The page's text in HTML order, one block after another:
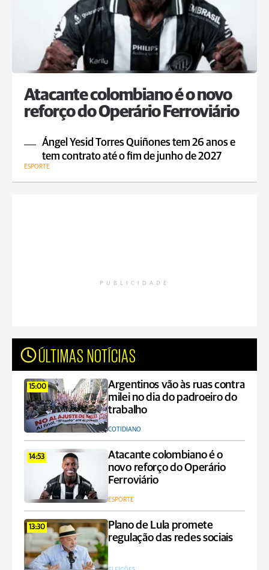
Atacante colombiano é o novo
reforço do Operário Ferroviário
Ángel Yesid Torres Quiñones tem 26 anos e
tem contrato até o fim de junho de 2027
ESPORTE
PUBLICIDADE
ÚLTIMAS NOTÍCIAS
15:00
Argentinos vão às ruas contra
milei no dia do padroeiro do
trabalho
COTIDIANO
14:53
Atacante colombiano é o
novo reforço do Operário
Ferroviário
ESPORTE
13:30
Plano de Lula promete
regulação das redes sociais